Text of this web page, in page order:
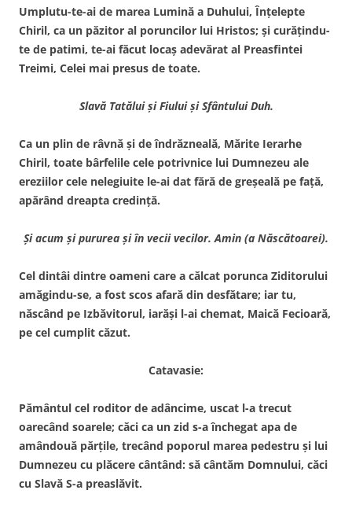
Umplutu-te-ai de marea Lumină a Duhului, Înţelepte
Chiril, ca un păzitor al poruncilor lui Hristos; şi curăţindu-
te de patimi, te-ai făcut locaş adevărat al Preasfintei
Treimi, Celei mai presus de toate.
Slavă Tatălui şi Fiului şi Sfântului Duh.
Ca un plin de râvnă şi de îndrăzneală, Mărite Ierarhe
Chiril, toate bârfelile cele potrivnice lui Dumnezeu ale
ereziilor cele nelegiuite le-ai dat fără de greşeală pe faţă,
apărând dreapta credinţă.
Şi acum şi pururea şi în vecii vecilor. Amin (a Născătoarei).
Cel dintâi dintre oameni care a călcat porunca Ziditorului
amăgindu-se, a fost scos afară din desfătare; iar tu,
născând pe Izbăvitorul, iarăşi l-ai chemat, Maică Fecioară,
pe cel cumplit căzut.
Catavasie:
Pământul cel roditor de adâncime, uscat l-a trecut
oarecând soarele; căci ca un zid s-a închegat apa de
amândouă părţile, trecând poporul marea pedestru şi lui
Dumnezeu cu plăcere cântând: să cântăm Domnului, căci
cu Slavă S-a preaslăvit.